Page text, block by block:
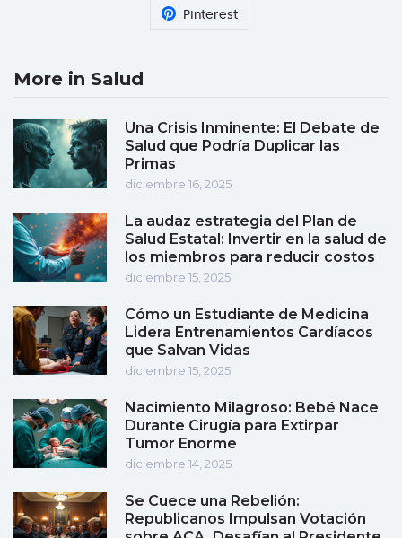
Pinterest
More in Salud
Una Crisis Inminente: El Debate de
Salud que Podría Duplicar las
Primas
diciembre 16, 2025
La audaz estrategia del Plan de
Salud Estatal: Invertir en la salud de
los miembros para reducir costos
diciembre 15, 2025
Cómo un Estudiante de Medicina
Lidera Entrenamientos Cardíacos
que Salvan Vidas
diciembre 15, 2025
Nacimiento Milagroso: Bebé Nace
Durante Cirugía para Extirpar
Tumor Enorme
diciembre 14, 2025
Se Cuece una Rebelión:
Republicanos Impulsan Votación